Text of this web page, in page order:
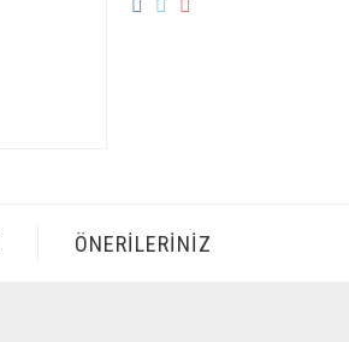
ÖNERILERINIZ